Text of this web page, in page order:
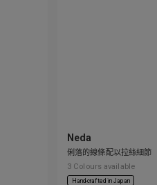
Neda
俐落的線條配以拉絲細節
3 Colours available
Hand-crafted in Japan